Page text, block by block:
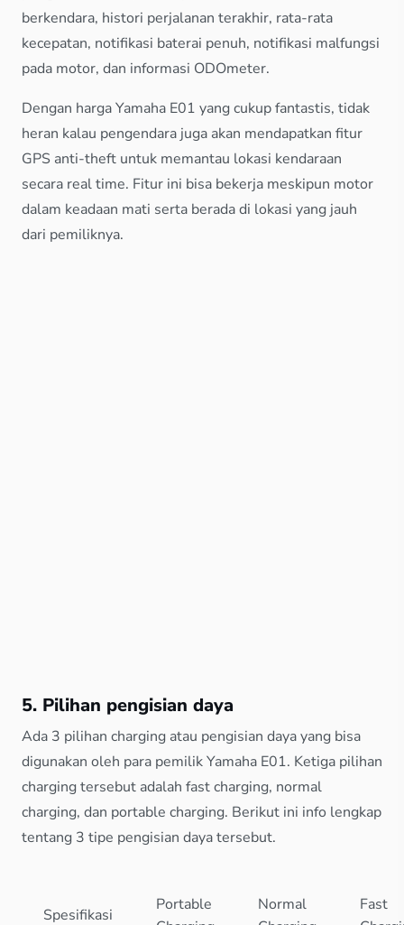
berkendara, histori perjalanan terakhir, rata-rata
kecepatan, notifikasi baterai penuh, notifikasi malfungsi
pada motor, dan informasi ODOmeter.
Dengan harga Yamaha E01 yang cukup fantastis, tidak
heran kalau pengendara juga akan mendapatkan fitur
GPS anti-theft untuk memantau lokasi kendaraan
secara real time. Fitur ini bisa bekerja meskipun motor
dalam keadaan mati serta berada di lokasi yang jauh
dari pemiliknya.
5. Pilihan pengisian daya
Ada 3 pilihan charging atau pengisian daya yang bisa
digunakan oleh para pemilik Yamaha E01. Ketiga pilihan
charging tersebut adalah fast charging, normal
charging, dan portable charging. Berikut ini info lengkap
tentang 3 tipe pengisian daya tersebut.
Spesifikasi
Portable
Normal
Fast